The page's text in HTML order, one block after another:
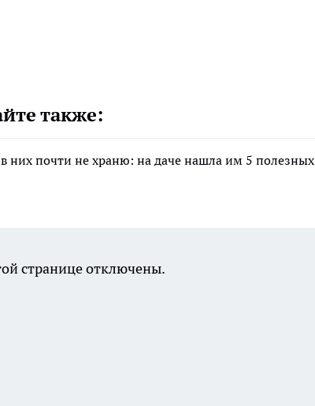
также:
них почти не храню: на даче нашла им 5 полезных
странице отключены.